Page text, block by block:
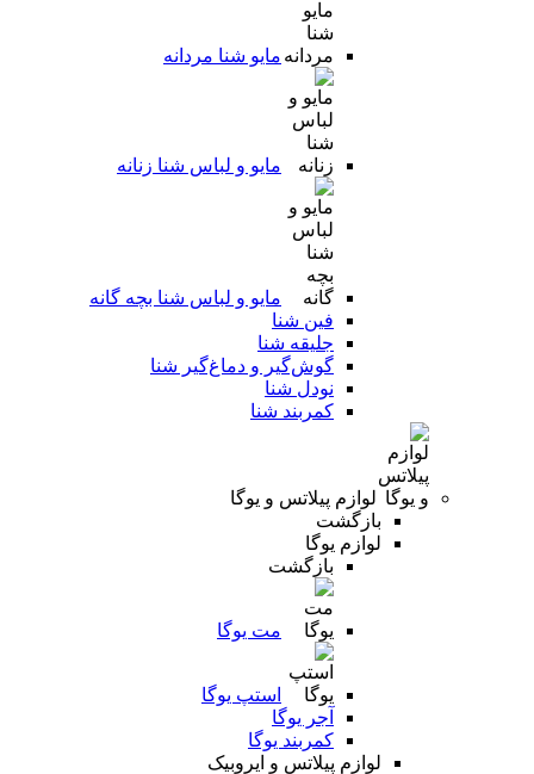
مایو شنا مردانه
مایو و لباس شنا زنانه
مایو و لباس شنا بچه گانه
فین شنا
جلیقه شنا
گوش‌گیر و دماغ‌گیر شنا
نودل شنا
کمربند شنا
لوازم پیلاتس و یوگا
بازگشت
لوازم یوگا
بازگشت
مت یوگا
استپ یوگا
آجر یوگا
کمربند یوگا
لوازم پیلاتس و ایروبیک